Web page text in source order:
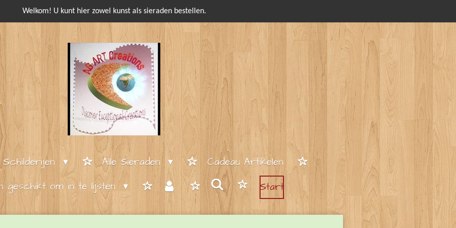
Welkom! U kunt hier zowel kunst als sieraden bestellen.
Schilderijen Alle Sieraden
Cadeau Artikelen
geschikt om in te lijsten
Start